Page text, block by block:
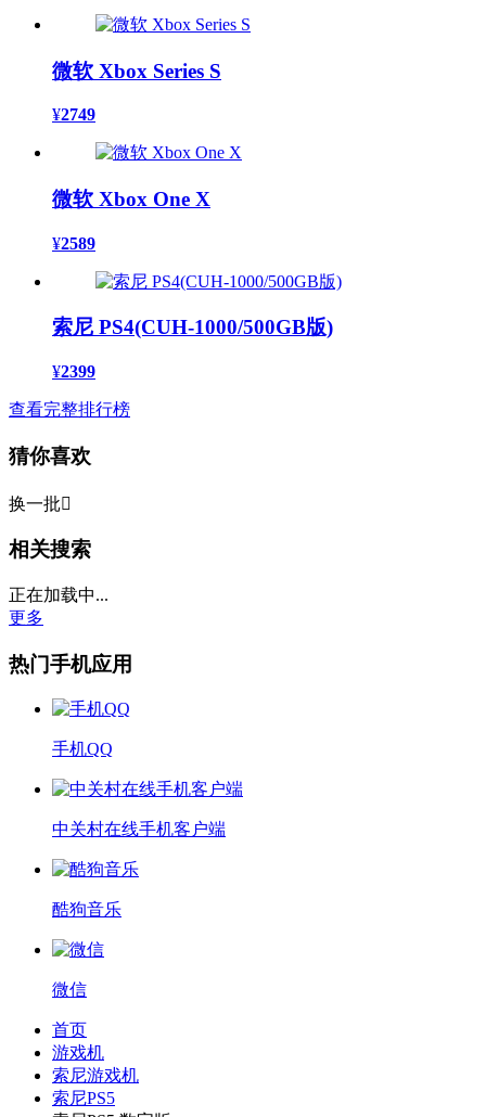
微软 Xbox Series S
¥2749
微软 Xbox One X
¥2589
索尼 PS4(CUH-1000/500GB版)
¥2399
查看完整排行榜
猜你喜欢
换一批
相关搜索
正在加载中...
更多
热门手机应用
手机QQ
中关村在线手机客户端
酷狗音乐
微信
首页
游戏机
索尼游戏机
索尼PS5